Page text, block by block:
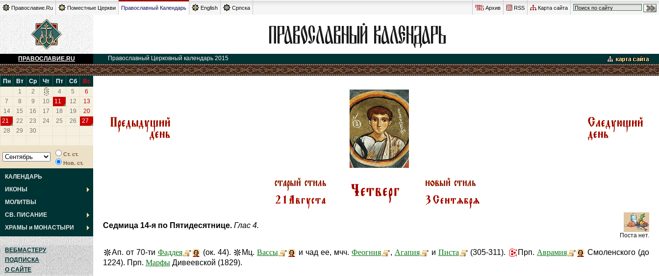
Православие.Ru Поместные Церкви Православный Календарь English Српска Архив RSS Карта сайта
ПРАВОСЛАВИЕ.RU Православный Церковный календарь 2015
Пн Вт Ср Чт Пт Сб
Вс
1
2 3 4 5
6
7
8 9 10 11 12
13
14
15 16 17 18 19
20
21
22 23 24 25 26
27
28
29 30
Ст. ст.
Нов. ст.
КАЛЕНДАРЬ
ИКОНЫ
МОЛИТВЫ
СВ. ПИСАНИЕ
ХРАМЫ и МОНАСТЫРИ
ВЕБМАСТЕРУ
ПОДПИСКА
О САЙТЕ
Седмица 14-я по Пятидесятнице. Глас 4.
Поста нет.
Ап. от 70-ти Фаддея (ок. 44). Мц.Вассы и чад ее, мчч. Феогния , Агапия и Писта (305-311). Прп. Аврамия
Смоленского (до
1224). Прп. Марфы Дивеевской (1829).